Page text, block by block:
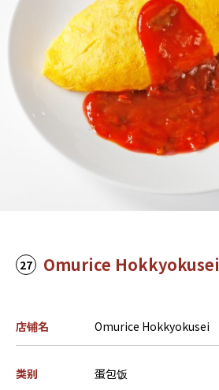
27 Omurice Hokkyokusei
店铺名 Omurice Hokkyokusei
类别 蛋包饭